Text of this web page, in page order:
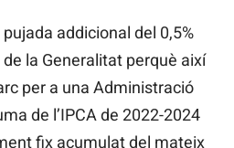
addicional del 0,5%
la Generalitat perquè així
per a una Administració
de l’IPCA de 2022-2024
fix acumulat del mateix